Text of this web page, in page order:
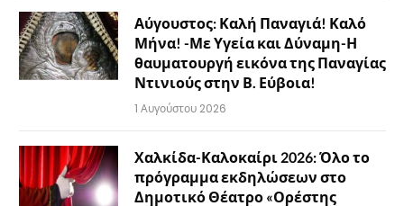
Αύγουστος: Καλή Παναγιά! Καλό
Μήνα! -Με Υγεία και Δύναμη-Η
θαυματουργή εικόνα της Παναγίας
Ντινιούς στην Β. Εύβοια!
1 Αυγούστου 2026
Χαλκίδα-Καλοκαίρι 2026: Όλο το
πρόγραμμα εκδηλώσεων στο
Δημοτικό Θέατρο «Ορέστης